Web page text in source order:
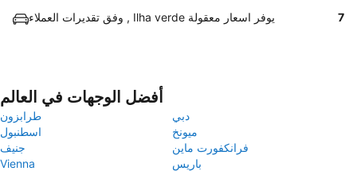
وفق تقديرات العملاء , Ilha verde يوفر اسعار معقولة 7
أفضل الوجهات في العالم
طرابزون
دبي
اسطنبول
ميونخ
جنيف
فرانكفورت ماين
Vienna
باريس